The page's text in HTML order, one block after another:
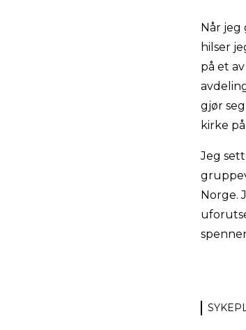
Når jeg
hilser
på et
gjør
kirke
Jeg
Norge.